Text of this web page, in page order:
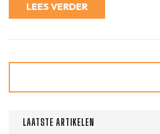
LEES VERDER
LAATSTE ARTIKELEN